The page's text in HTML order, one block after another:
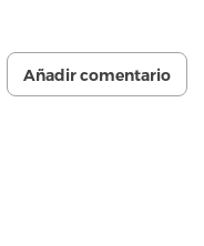
Añadir comentario